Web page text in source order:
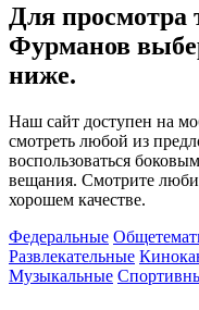
Для просмотра
Фурманов
ниже.
Наш сайт доступен на
смотреть любой из
воспользоваться
вещания. Смотрите
хорошем качестве.
Федеральные
Развлекательные
Музыкальные